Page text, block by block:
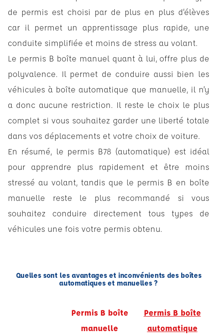
de permis est choisi par de plus en plus d’élèves
car il permet un apprentissage plus rapide, une
conduite simplifiée et moins de stress au volant.
Le permis B boîte manuel quant à lui, offre plus de
polyvalence. Il permet de conduire aussi bien les
véhicules à boîte automatique que manuelle, il n’y
a donc aucune restriction. Il reste le choix le plus
complet si vous souhaitez garder une liberté totale
dans vos déplacements et votre choix de voiture.
En résumé, le permis B78 (automatique) est idéal
pour apprendre plus rapidement et être moins
stressé au volant, tandis que le permis B en boîte
manuelle reste le plus recommandé si vous
souhaitez conduire directement tous types de
véhicules une fois votre permis obtenu.
Quelles sont les avantages et inconvénients des boîtes
automatiques et manuelles ?
Permis B boîte
manuelle
Permis B boîte
automatique